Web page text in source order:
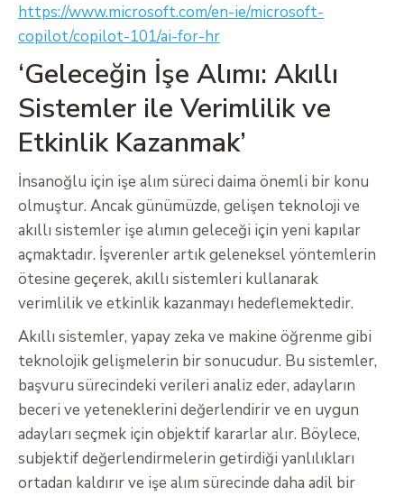
https://www.microsoft.com/en-ie/microsoft-
copilot/copilot-101/ai-for-hr
‘Geleceğin İşe Alımı: Akıllı
Sistemler ile Verimlilik ve
Etkinlik Kazanmak’
İnsanoğlu için işe alım süreci daima önemli bir konu
olmuştur. Ancak günümüzde, gelişen teknoloji ve
akıllı sistemler işe alımın geleceği için yeni kapılar
açmaktadır. İşverenler artık geleneksel yöntemlerin
ötesine geçerek, akıllı sistemleri kullanarak
verimlilik ve etkinlik kazanmayı hedeflemektedir.
Akıllı sistemler, yapay zeka ve makine öğrenme gibi
teknolojik gelişmelerin bir sonucudur. Bu sistemler,
başvuru sürecindeki verileri analiz eder, adayların
beceri ve yeteneklerini değerlendirir ve en uygun
adayları seçmek için objektif kararlar alır. Böylece,
subjektif değerlendirmelerin getirdiği yanlılıkları
ortadan kaldırır ve işe alım sürecinde daha adil bir